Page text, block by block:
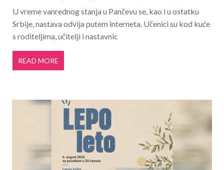
U vreme vanrednog stanja u Pančevu se, kao i u ostatku
Srbije, nastava odvija putem interneta. Učenici su kod kuće
s roditeljima, učitelji i nastavnic
READ MORE